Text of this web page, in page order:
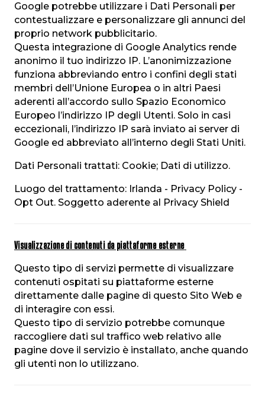
Google potrebbe utilizzare i Dati Personali per
contestualizzare e personalizzare gli annunci del
proprio network pubblicitario.
Questa integrazione di Google Analytics rende
anonimo il tuo indirizzo IP. L’anonimizzazione
funziona abbreviando entro i confini degli stati
membri dell’Unione Europea o in altri Paesi
aderenti all’accordo sullo Spazio Economico
Europeo l’indirizzo IP degli Utenti. Solo in casi
eccezionali, l’indirizzo IP sarà inviato ai server di
Google ed abbreviato all’interno degli Stati Uniti.
Dati Personali trattati: Cookie; Dati di utilizzo.
Luogo del trattamento: Irlanda - Privacy Policy -
Opt Out. Soggetto aderente al Privacy Shield
Visualizzazione di contenuti da piattaforme esterne
Questo tipo di servizi permette di visualizzare
contenuti ospitati su piattaforme esterne
direttamente dalle pagine di questo Sito Web e
di interagire con essi.
Questo tipo di servizio potrebbe comunque
raccogliere dati sul traffico web relativo alle
pagine dove il servizio è installato, anche quando
gli utenti non lo utilizzano.